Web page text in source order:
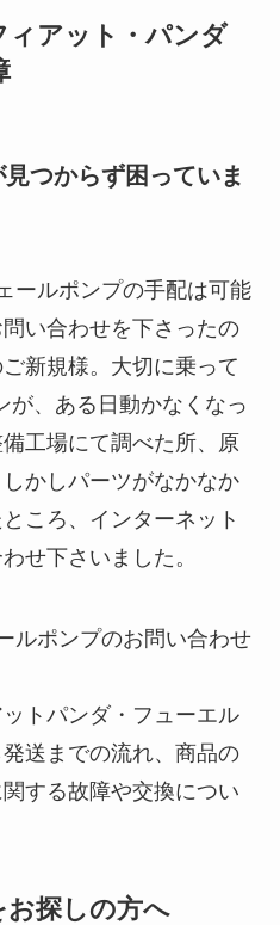
ィアット・パンダ
つからず困っていま
ールポンプの手配は可能
い合わせを下さったの
新規様。大切に乗って
が、ある日動かなくなっ
工場にて調べた所、原
かしパーツがなかなか
ころ、インターネット
せ下さいました。
ルポンプのお問い合わせ
トパンダ・フューエル
送までの流れ、商品の
する故障や交換につい
お探しの方へ